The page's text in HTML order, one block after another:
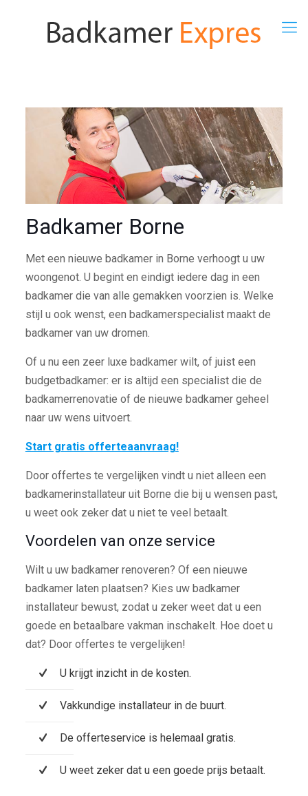
Badkamer Borne
Met een nieuwe badkamer in Borne verhoogt u uw
woongenot. U begint en eindigt iedere dag in een
badkamer die van alle gemakken voorzien is. Welke
stijl u ook wenst, een badkamerspecialist maakt de
badkamer van uw dromen.
Of u nu een zeer luxe badkamer wilt, of juist een
budgetbadkamer: er is altijd een specialist die de
badkamerrenovatie of de nieuwe badkamer geheel
naar uw wens uitvoert.
Start gratis offerteaanvraag!
Door offertes te vergelijken vindt u niet alleen een
badkamerinstallateur uit Borne die bij u wensen past,
u weet ook zeker dat u niet te veel betaalt.
Voordelen van onze service
Wilt u uw badkamer renoveren? Of een nieuwe
badkamer laten plaatsen? Kies uw badkamer
installateur bewust, zodat u zeker weet dat u een
goede en betaalbare vakman inschakelt. Hoe doet u
dat? Door offertes te vergelijken!
U krijgt inzicht in de kosten.
Vakkundige installateur in de buurt.
De offerteservice is helemaal gratis.
U weet zeker dat u een goede prijs betaalt.